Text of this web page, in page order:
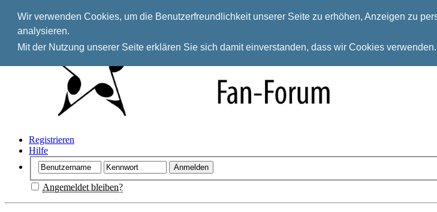
Wir verwenden Cookies, um die Benutzerfreundlichkeit unserer Seite zu erhöhen, Anzeigen zu
analysieren.
Mit der Nutzung unserer Seite erklären Sie sich damit einverstanden, dass wir Cookies verwenden.
Registrieren
Hilfe
Angemeldet bleiben?